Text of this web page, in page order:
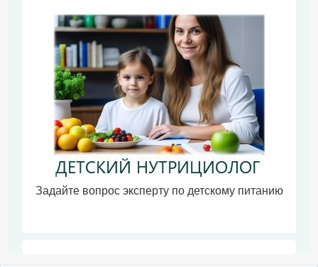
Задайте вопрос эксперту по детскому питанию